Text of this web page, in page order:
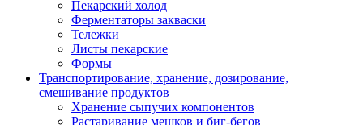
Пекарский холод
Ферментаторы закваски
Тележки
Листы пекарские
Формы
Транспортирование, хранение, дозирование,
смешивание продуктов
Хранение сыпучих компонентов
Растаривание мешков и биг-бегов